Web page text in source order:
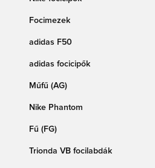
Focimezek
adidas F50
adidas focicipők
Műfű (AG)
Nike Phantom
Fű (FG)
Trionda VB focilabdák